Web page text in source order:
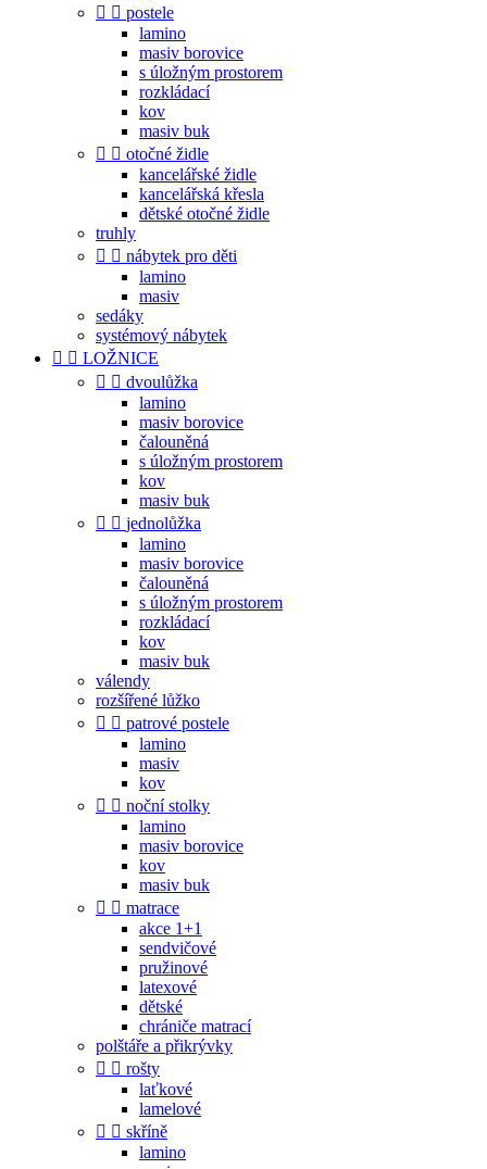
  postele
lamino
masiv borovice
s úložným prostorem
rozkládací
kov
masiv buk
  otočné židle
kancelářské židle
kancelářská křesla
dětské otočné židle
truhly
  nábytek pro děti
lamino
masiv
sedáky
systémový nábytek
  LOŽNICE
  dvoulůžka
lamino
masiv borovice
čalouněná
s úložným prostorem
kov
masiv buk
  jednolůžka
lamino
masiv borovice
čalouněná
s úložným prostorem
rozkládací
kov
masiv buk
válendy
rozšířené lůžko
  patrové postele
lamino
masiv
kov
  noční stolky
lamino
masiv borovice
kov
masiv buk
  matrace
akce 1+1
sendvičové
pružinové
latexové
dětské
chrániče matrací
polštáře a přikrývky
  rošty
laťkové
lamelové
  skříně
lamino